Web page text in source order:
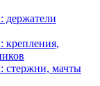
держатели
стержни, мачты